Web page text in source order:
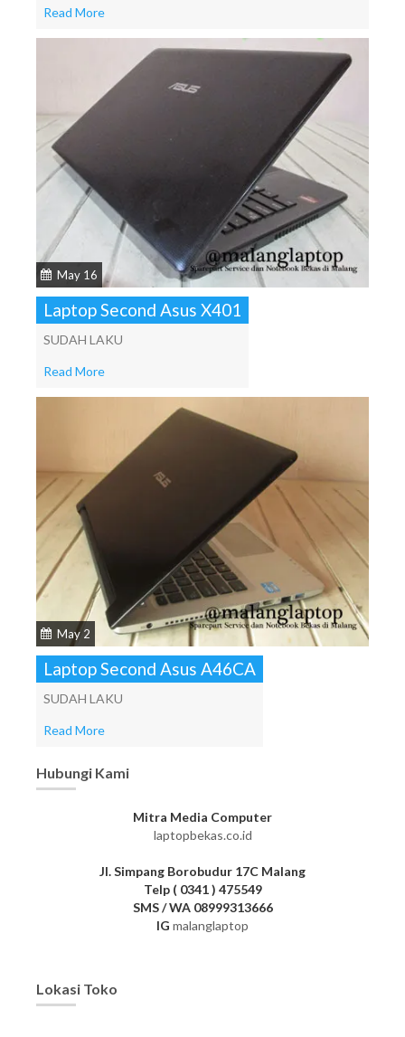
Read More
May 16
Laptop Second Asus X401
SUDAH LAKU
Read More
May 2
Laptop Second Asus A46CA
SUDAH LAKU
Read More
Hubungi Kami
Mitra Media Computer
laptopbekas.co.id
Jl. Simpang Borobudur 17C Malang
Telp ( 0341 ) 475549
SMS / WA 08999313666
IG malanglaptop
Lokasi Toko